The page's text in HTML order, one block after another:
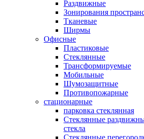
Раздвижные
Зонирования
Тканевые
Ширмы
Офисные
Пластиковые
Стеклянные
Трансформируемые
Мобильные
Шумозащитные
Противопожарные
стационарные
парковка стеклянная
Стеклянные
стекла
Стеклянные